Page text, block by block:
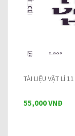
TÀI LIỆU VẬT LÍ
55,000 VNĐ